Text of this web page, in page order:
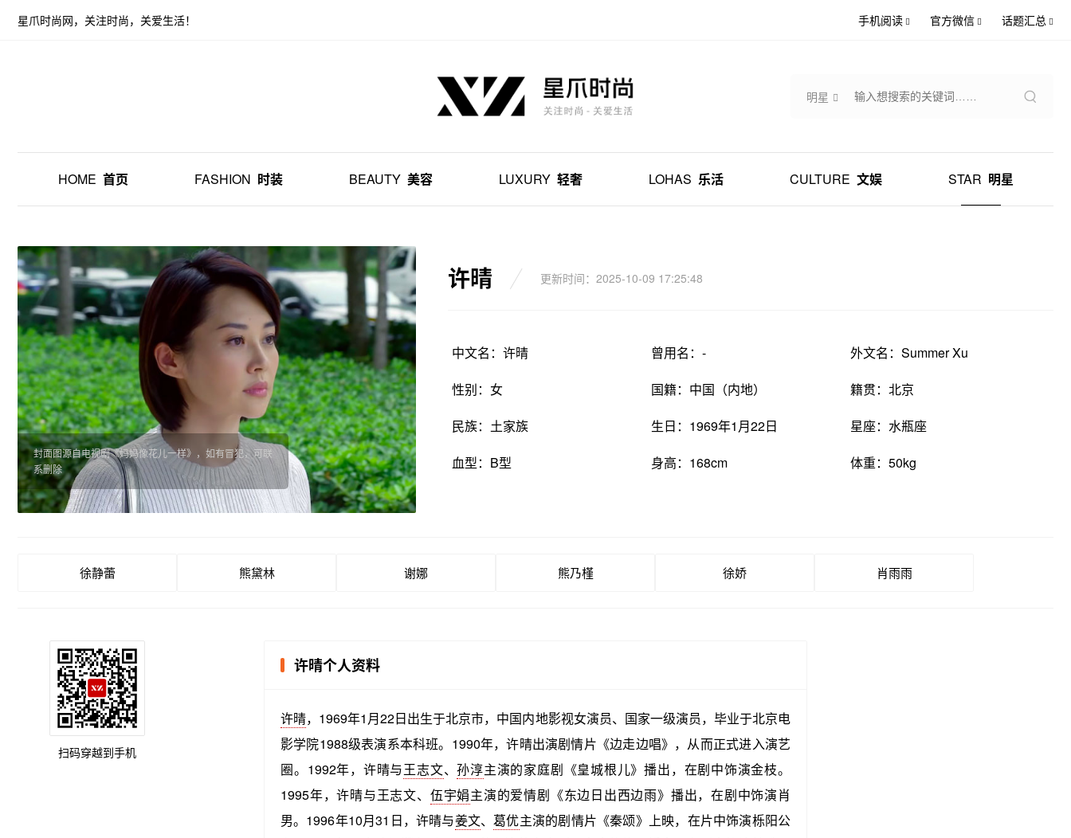
星爪时尚网，关注时尚，关爱生活！ 手机阅读 官方微信 话题汇总
明星
HOME 首页 FASHION 时装 BEAUTY 美容 LUXURY 轻奢 LOHAS 乐活 CULTURE 文娱 STAR 明星
封面图源自电视剧《妈妈像花儿一样》，如有冒犯，可联
系删除
许晴 更新时间：2025-10-09 17:25:48
中文名：许晴 曾用名：-
外文名：Summer Xu
性别：女
国籍：中国（内地）
籍贯：北京
民族：土家族
生日：1969年1月22日
星座：水瓶座
血型：B型
身高：168cm 体重：50kg
徐静蕾 熊黛林 谢娜 熊乃槿 徐娇 肖雨雨
许晴个人资料
许晴，1969年1月22日出生于北京市，中国内地影视女演员、国家一级演员，毕业于北京电
影学院1988级表演系本科班。1990年，许晴出演剧情片《边走边唱》，从而正式进入演艺
圈。1992年，许晴与王志文、孙淳主演的家庭剧《皇城根儿》播出，在剧中饰演金枝。
1995年，许晴与王志文、 伍宇娟主演的爱情剧《东边日出西边雨》播出，在剧中饰演肖
男。1996年10月31日，许晴与姜文、葛优主演的剧情片《秦颂》上映，在片中饰演栎阳公
扫码穿越到手机